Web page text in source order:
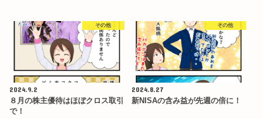
その他
2024.9.2
８月の株主優待はほぼクロス取引
で！
その他
2024.8.27
新NISAの含み益が先週の倍に！